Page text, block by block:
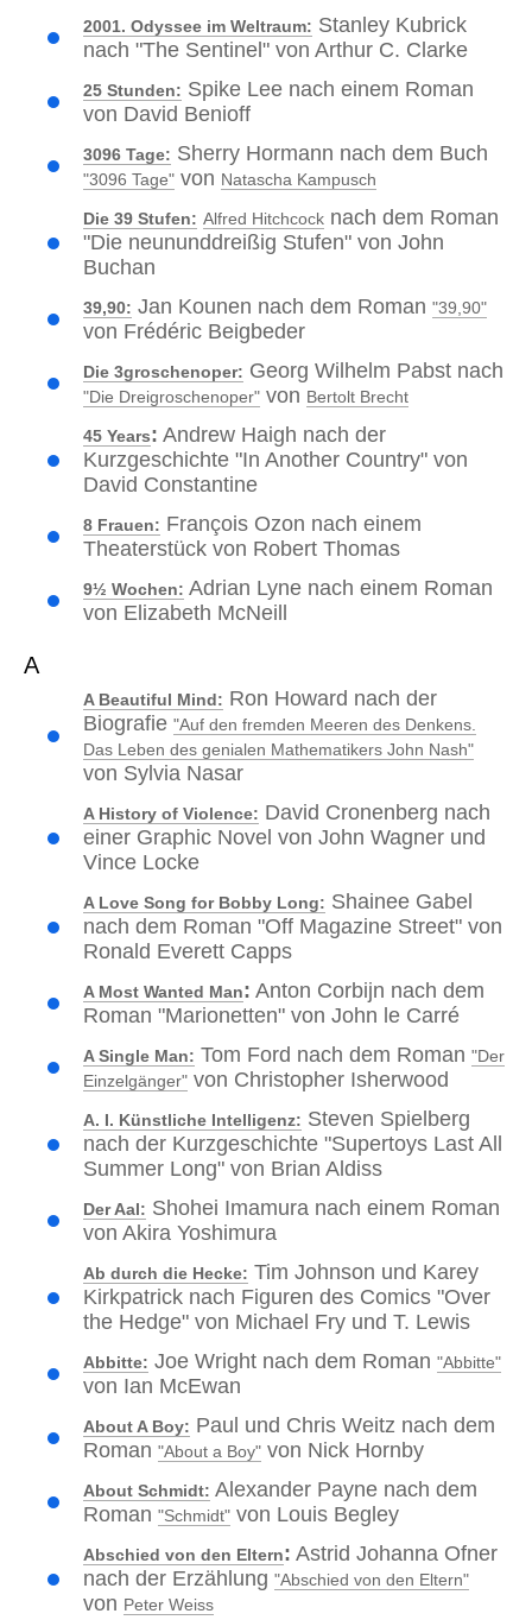
2001. Odyssee im Weltraum: Stanley Kubrick
nach "The Sentinel" von Arthur C. Clarke
25 Stunden: Spike Lee nach einem Roman
von David Benioff
3096 Tage: Sherry Hormann nach dem Buch
"3096 Tage" von Natascha Kampusch
Die 39 Stufen: Alfred Hitchcock nach dem Roman
"Die neununddreißig Stufen" von John
Buchan
39,90: Jan Kounen nach dem Roman "39,90"
von Frédéric Beigbeder
Die 3groschenoper: Georg Wilhelm Pabst nach
"Die Dreigroschenoper" von Bertolt Brecht
45 Years: Andrew Haigh nach der
Kurzgeschichte "In Another Country" von
David Constantine
8 Frauen: François Ozon nach einem
Theaterstück von Robert Thomas
9½ Wochen: Adrian Lyne nach einem Roman
von Elizabeth McNeill
A
A Beautiful Mind: Ron Howard nach der
Biografie "Auf den fremden Meeren des Denkens.
Das Leben des genialen Mathematikers John Nash"
von Sylvia Nasar
A History of Violence: David Cronenberg nach
einer Graphic Novel von John Wagner und
Vince Locke
A Love Song for Bobby Long: Shainee Gabel
nach dem Roman "Off Magazine Street" von
Ronald Everett Capps
A Most Wanted Man: Anton Corbijn nach dem
Roman "Marionetten" von John le Carré
A Single Man: Tom Ford nach dem Roman "Der
Einzelgänger" von Christopher Isherwood
A. I. Künstliche Intelligenz: Steven Spielberg
nach der Kurzgeschichte "Supertoys Last All
Summer Long" von Brian Aldiss
Der Aal: Shohei Imamura nach einem Roman
von Akira Yoshimura
Ab durch die Hecke: Tim Johnson und Karey
Kirkpatrick nach Figuren des Comics "Over
the Hedge" von Michael Fry und T. Lewis
Abbitte: Joe Wright nach dem Roman "Abbitte"
von Ian McEwan
About A Boy: Paul und Chris Weitz nach dem
Roman "About a Boy" von Nick Hornby
About Schmidt: Alexander Payne nach dem
Roman "Schmidt" von Louis Begley
Abschied von den Eltern: Astrid Johanna Ofner
nach der Erzählung "Abschied von den Eltern"
von Peter Weiss